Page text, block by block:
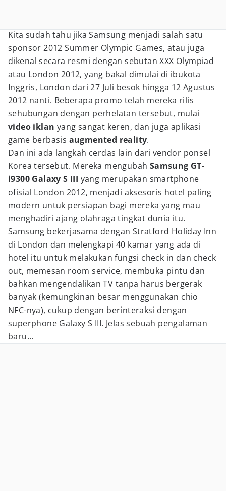
Kita sudah tahu jika Samsung menjadi salah satu
sponsor 2012 Summer Olympic Games, atau juga
dikenal secara resmi dengan sebutan XXX Olympiad
atau London 2012, yang bakal dimulai di ibukota
Inggris, London dari 27 Juli besok hingga 12 Agustus
2012 nanti. Beberapa promo telah mereka rilis
sehubungan dengan perhelatan tersebut, mulai
video iklan yang sangat keren, dan juga aplikasi
game berbasis augmented reality.
Dan ini ada langkah cerdas lain dari vendor ponsel
Korea tersebut. Mereka mengubah Samsung GT-
i9300 Galaxy S III yang merupakan smartphone
ofisial London 2012, menjadi aksesoris hotel paling
modern untuk persiapan bagi mereka yang mau
menghadiri ajang olahraga tingkat dunia itu.
Samsung bekerjasama dengan Stratford Holiday Inn
di London dan melengkapi 40 kamar yang ada di
hotel itu untuk melakukan fungsi check in dan check
out, memesan room service, membuka pintu dan
bahkan mengendalikan TV tanpa harus bergerak
banyak (kemungkinan besar menggunakan chio
NFC-nya), cukup dengan berinteraksi dengan
superphone Galaxy S III. Jelas sebuah pengalaman
baru...